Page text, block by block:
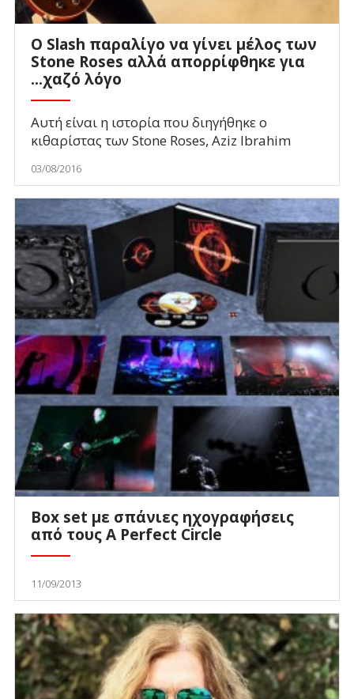
Ο Slash παραλίγο να γίνει μέλος των
Stone Roses αλλά απορρίφθηκε για
...χαζό λόγο
Αυτή είναι η ιστορία που διηγήθηκε ο
κιθαρίστας των Stone Roses, Aziz Ibrahim
03/08/2016
Box set με σπάνιες ηχογραφήσεις
από τους A Perfect Circle
11/09/2013